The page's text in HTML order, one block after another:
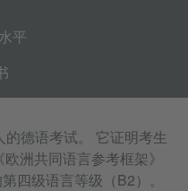
平
德语考试。 它证明考生
洲共同语言参考框架》
四级语言等级（B2）。